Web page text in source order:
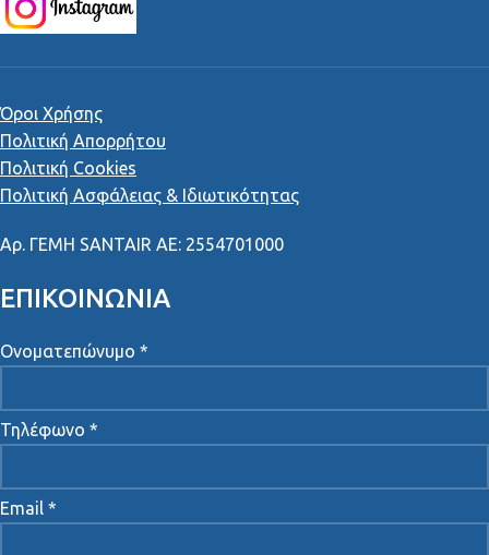
Όροι Χρήσης
Πολιτική Απορρήτου
Πολιτική Cookies
Πολιτική Ασφάλειας & Ιδιωτικότητας
Αρ. ΓΕΜΗ SANTAIR AE: 2554701000
ΕΠΙΚΟΙΝΩΝΙΑ
Ονοματεπώνυμο *
Τηλέφωνο *
Email *